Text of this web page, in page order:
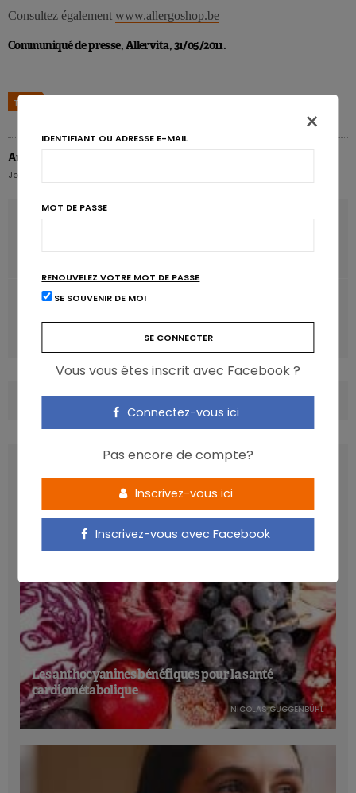
Consultez également www.allergoshop.be
Communiqué de presse, Allervita, 31/05/2011.
TAGS
Annabelle Boffa
Journaliste Karott' - Media Coordinator & Food writer
ARTICLE PRÉCÉDENT
bébés
ARTICLE SUIVANT
d'E.coli
COMMENTS(0)
Les anthocyanines bénéfiques pour la santé
cardiométabolique
NICOLAS GUGGENBÜHL
×
IDENTIFIANT OU ADRESSE E-MAIL
MOT DE PASSE
RENOUVELEZ VOTRE MOT DE PASSE
SE SOUVENIR DE MOI
Vous vous êtes inscrit avec Facebook ?
Connectez-vous ici
Pas encore de compte?
Inscrivez-vous ici
Inscrivez-vous avec Facebook